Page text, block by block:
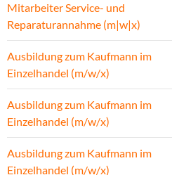
Mitarbeiter Service- und
Reparaturannahme (m|w|x)
Ausbildung zum Kaufmann im
Einzelhandel (m/w/x)
Ausbildung zum Kaufmann im
Einzelhandel (m/w/x)
Ausbildung zum Kaufmann im
Einzelhandel (m/w/x)